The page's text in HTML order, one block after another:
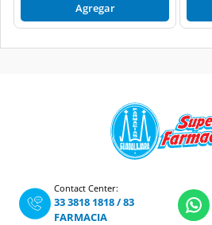
Agregar
Contact Center:
33 3818 1818/83
FARMACIA